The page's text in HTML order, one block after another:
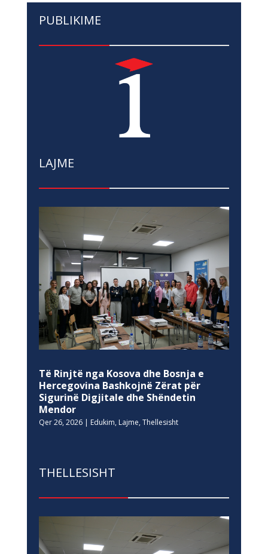
PUBLIKIME
LAJME
Të Rinjtë nga Kosova dhe Bosnja e
Hercegovina Bashkojnë Zërat për
Sigurinë Digjitale dhe Shëndetin
Mendor
Qer 26, 2026| Edukim, Lajme, Thellesisht
THELLESISHT